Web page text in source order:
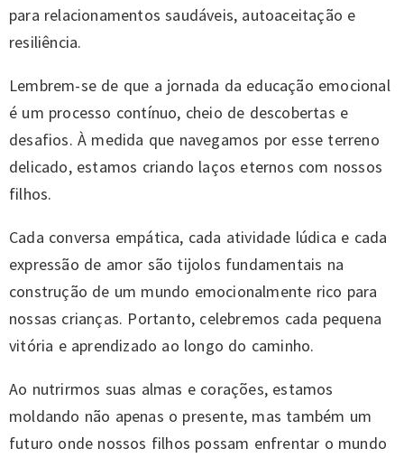
para relacionamentos saudáveis, autoaceitação e
resiliência.
Lembrem-se de que a jornada da educação emocional
é um processo contínuo, cheio de descobertas e
desafios. À medida que navegamos por esse terreno
delicado, estamos criando laços eternos com nossos
filhos.
Cada conversa empática, cada atividade lúdica e cada
expressão de amor são tijolos fundamentais na
construção de um mundo emocionalmente rico para
nossas crianças. Portanto, celebremos cada pequena
vitória e aprendizado ao longo do caminho.
Ao nutrirmos suas almas e corações, estamos
moldando não apenas o presente, mas também um
futuro onde nossos filhos possam enfrentar o mundo